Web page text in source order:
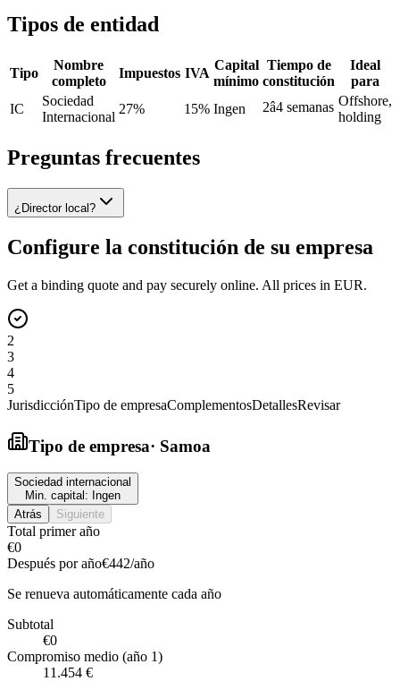
Tipos de entidad
Tipo
Nombre
completo
Impuestos IVA
Capital
mínimo
Tiempo de
constitución
Ideal
para
IC
Sociedad
Internacional
27% 15% Ingen 2â4 semanas Offshore,
holding
Preguntas frecuentes
¿Director local?
Configure la constitución de su empresa
Get a binding quote and pay securely online. All prices in EUR.
2
3
4
5
JurisdicciónTipo de empresaComplementosDetallesRevisar
Tipo de empresa· Samoa
Sociedad internacional
Min. capital: Ingen
Atrás
Siguiente
Total primer año
€0
Después por año€442/año
Se renueva automáticamente cada año
Subtotal
€0
Compromiso medio (año 1)
11.454 €